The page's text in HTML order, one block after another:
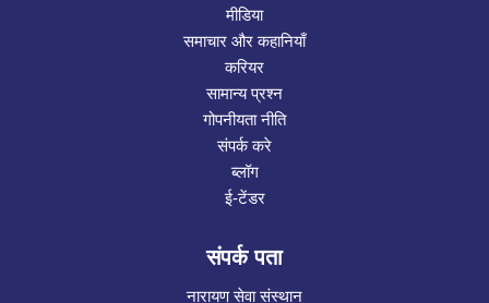
मीडिया
समाचार और कहानियाँ
करियर
सामान्य प्रश्न
गोपनीयता नीति
संपर्क करे
ब्लॉग
ई-टेंडर
संपर्क पता
नारायण सेवा संस्थान